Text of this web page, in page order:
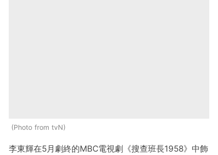
Photo from tvN
李東輝在5月劇終的MBC電視劇《搜查班長1958》中飾